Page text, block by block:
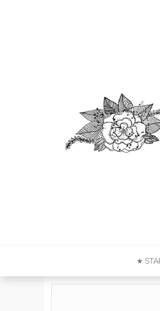
★